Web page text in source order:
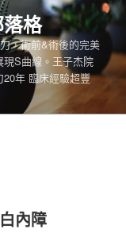
格
，術前&術後的完美
S曲線。王子杰院
年 臨床經驗超豐
內障